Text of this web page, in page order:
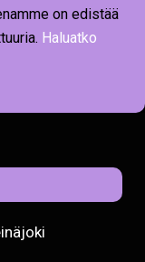
on edistää
Haluatko